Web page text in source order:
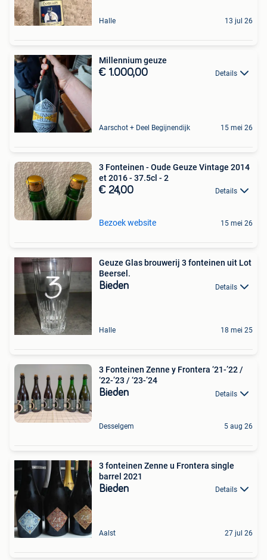
Halle 13 jul 26
Millennium geuze
€ 1.000,00 Details
Aarschot + Deel Begijnendijk 15 mei 26
3 Fonteinen - Oude Geuze Vintage 2014
et 2016 - 37.5cl - 2
€ 24,00 Details
Bezoek website 15 mei 26
Geuze Glas brouwerij 3 fonteinen uit Lot
Beersel.
Bieden Details
Halle 18 mei 25
3 Fonteinen Zenne y Frontera ‘21-’22 /
‘22-’23 / ‘23-’24
Bieden Details
Desselgem 5 aug 26
3 fonteinen Zenne u Frontera single
barrel 2021
Bieden Details
Aalst 27 jul 26